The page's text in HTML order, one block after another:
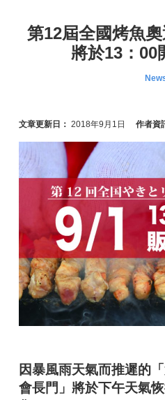
第12屆全國烤魚奧
將於13：00
文章更新日： 2018年9月1日 作者資
因暴風雨天氣而推遲的
會長門」將於下午天氣